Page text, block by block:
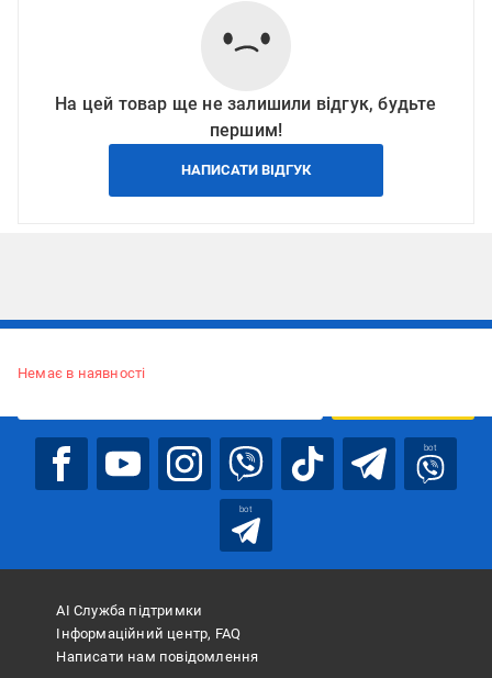
На цей товар ще не залишили відгук, будьте
першим!
НАПИСАТИ ВІДГУК
Немає в наявності
bot
bot
АІ Служба підтримки
Інформаційний центр, FAQ
Написати нам повідомлення